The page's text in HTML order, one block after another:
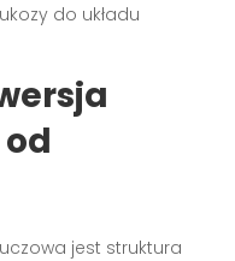
do układu
jest struktura